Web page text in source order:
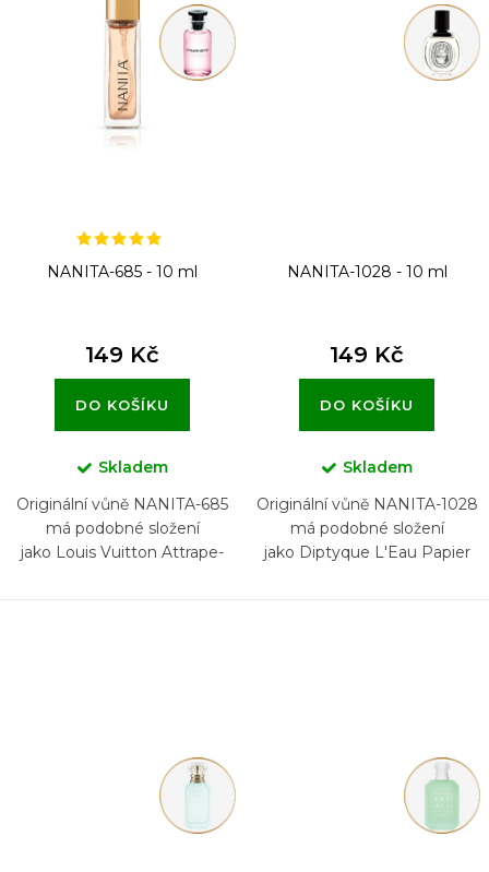
NANITA-685 - 10 ml
149 Kč
DO KOŠÍKU
Skladem
Originální vůně NANITA-685
má podobné složení
jako Louis Vuitton Attrape-
NANITA-1028 - 10 ml
149 Kč
DO KOŠÍKU
Skladem
Originální vůně NANITA-1028
má podobné složení
jako Diptyque L'Eau Papier